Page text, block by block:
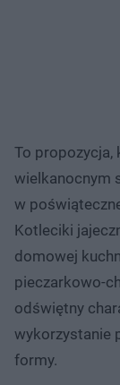
To propozycja,
wielkanocnym
w
Kotleciki
domowej
pieczarkowo-
odświętny
wykorzystanie
formy.